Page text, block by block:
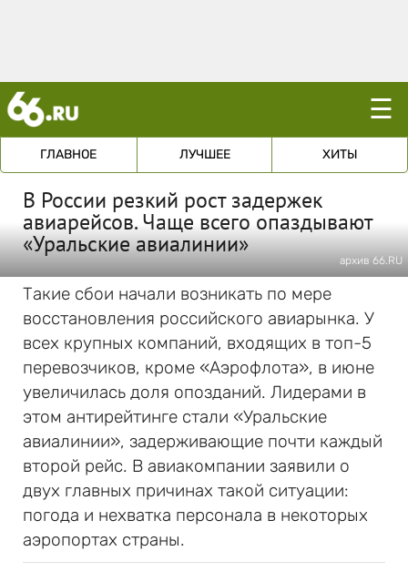
☰
ГЛАВНОЕ ЛУЧШЕЕ ХИТЫ
В России резкий рост задержек
авиарейсов. Чаще всего опаздывают
«Уральские авиалинии»
архив 66.RU
Такие сбои начали возникать по мере
восстановления российского авиарынка. У
всех крупных компаний, входящих в топ-5
перевозчиков, кроме «Аэрофлота», в июне
увеличилась доля опозданий. Лидерами в
этом антирейтинге стали «Уральские
авиалинии», задерживающие почти каждый
второй рейс. В авиакомпании заявили о
двух главных причинах такой ситуации:
погода и нехватка персонала в некоторых
аэропортах страны.